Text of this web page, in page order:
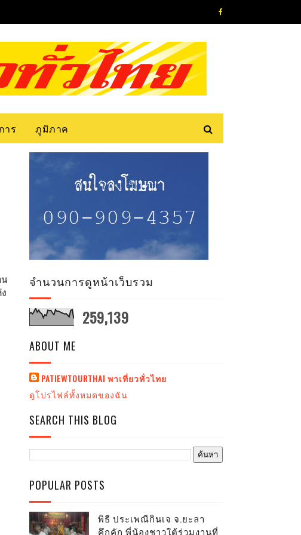
าร ภูมิภาค
จำนวนการดูหน้าเว็บรวม
259,139
ABOUT ME
PATIEWTOURTHAI พาเที่ยวทั่วไทย
ดูโปรไฟล์ทั้งหมดของฉัน
SEARCH THIS BLOG
POPULAR POSTS
พิธี ประเพณีกินเจ จ.ยะลา
คึกคัก พี่น้องชาวใต้ร่วมงานที่